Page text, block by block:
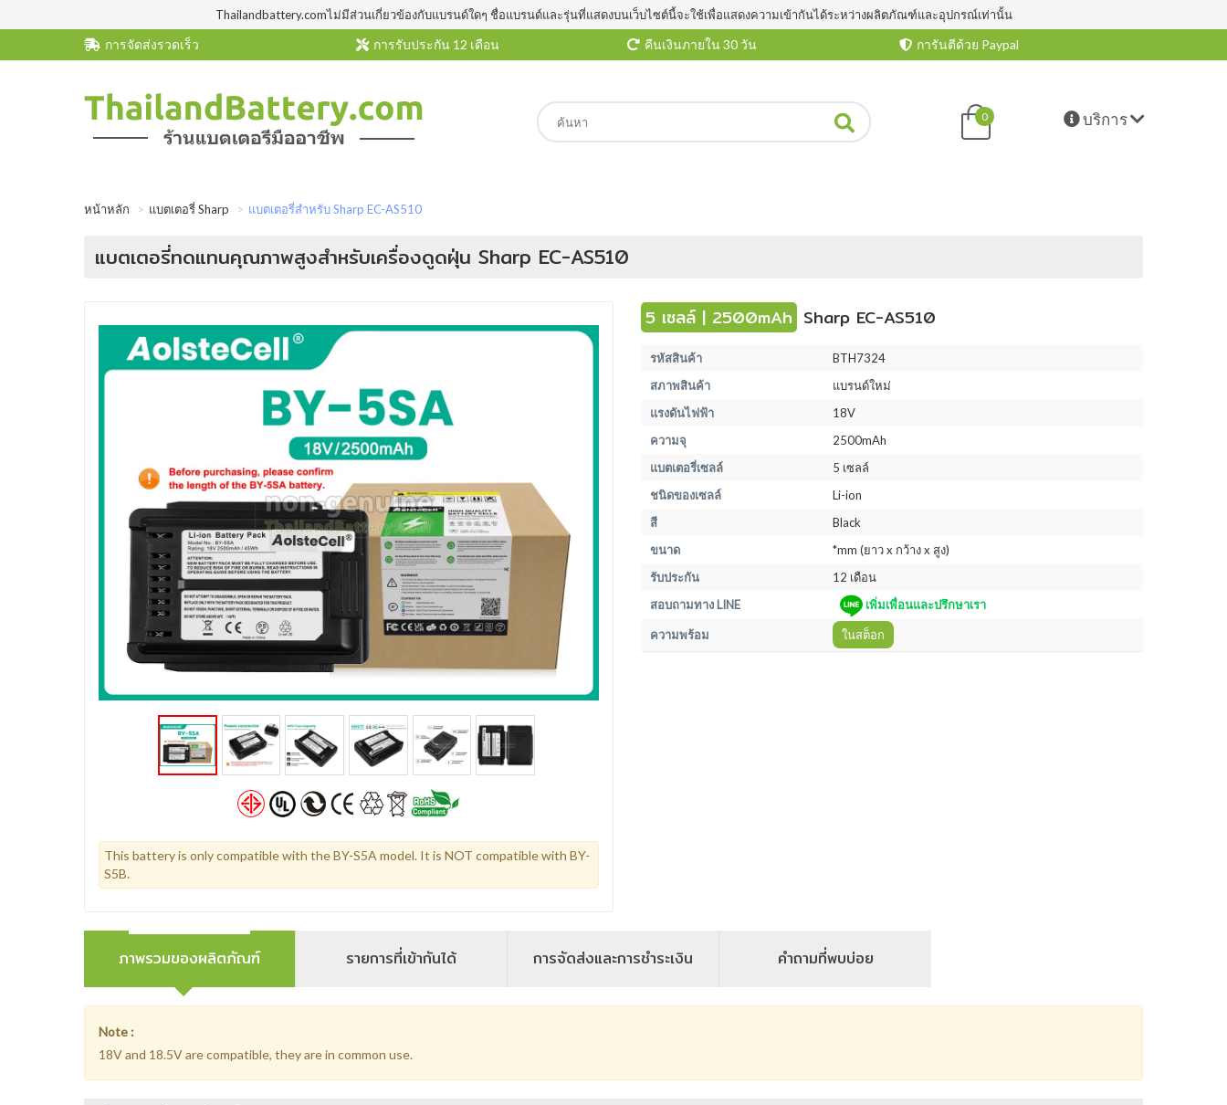
Thailandbattery.comไม่มีส่วนเกี่ยวข้องกับแบรนด์ใดๆ ชื่อแบรนด์และรุ่นที่แสดงบนเว็บไซต์นี้จะใช้เพื่อแสดงความเข้ากันได้ระหว่างผลิตภัณฑ์และอุปกรณ์เท่านั้น
การจัดส่งรวดเร็ว การรับประกัน 12 เดือน คืนเงินภายใน 30 วัน การันตีด้วย Paypal
0 บริการ
หน้าหลัก แบตเตอรี่ Sharp แบตเตอรี่สำหรับ Sharp EC-AS510
แบตเตอรี่ทดแทนคุณภาพสูงสำหรับเครื่องดูดฝุ่น Sharp EC-AS510
This battery is only compatible with the BY-S5A model. It is NOT compatible with BY-
S5B.
5 เซลล์ | 2500mAh Sharp EC-AS510
รหัสสินค้า
BTH7324
สภาพสินค้า
แบรนด์ใหม่
แรงดันไฟฟ้า
18V
ความจุ
2500mAh
แบตเตอรี่เซลล์
5 เซลล์
ชนิดของเซลล์
Li-ion
สี
Black
ขนาด
*mm (ยาว x กว้าง x สูง)
รับประกัน
12 เดือน
สอบถามทาง LINE
เพิ่มเพื่อนและปรึกษาเรา
ความพร้อม ในสต็อก
ภาพรวมของผลิตภัณฑ์ รายการที่เข้ากันได้ การจัดส่งและการชำระเงิน คำถามที่พบบ่อย
Note :
18V and 18.5V are compatible, they are in common use.